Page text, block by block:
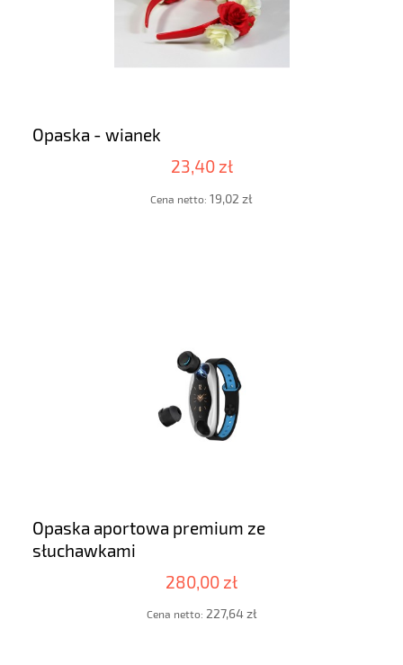
Opaska - wianek
23,40 zł
Cena netto: 19,02 zł
Opaska aportowa premium ze
słuchawkami
280,00 zł
Cena netto: 227,64 zł